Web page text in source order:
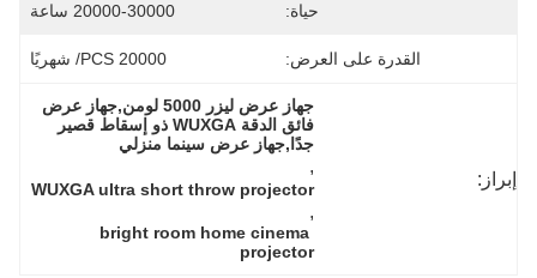
حياة: 20000-30000 ساعة
القدرة على العرض: 20000 PCS/ شهريًا
إبراز:
جدًا,جهاز عرض سينما منزلي
,
WUXGA ultra short throw projector
,
bright room home cinema
projector